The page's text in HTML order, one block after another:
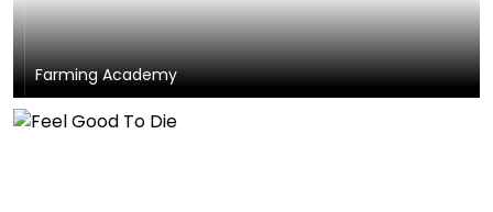
Farming Academy